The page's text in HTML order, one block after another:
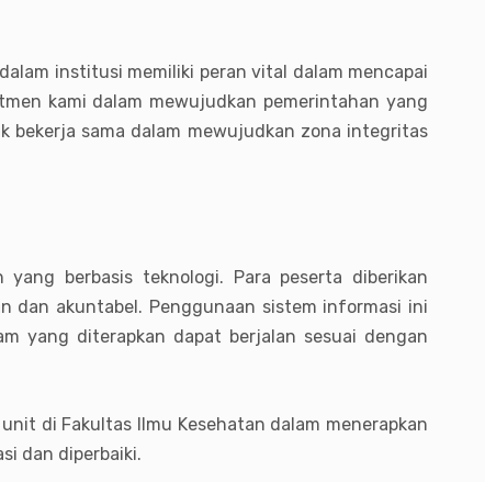
institusi memiliki peran vital dalam mencapai
kami dalam mewujudkan pemerintahan yang
bekerja sama dalam mewujudkan zona integritas
berbasis teknologi. Para peserta diberikan
dan akuntabel. Penggunaan sistem informasi ini
yang diterapkan dapat berjalan sesuai dengan
di Fakultas Ilmu Kesehatan dalam menerapkan
dan diperbaiki.